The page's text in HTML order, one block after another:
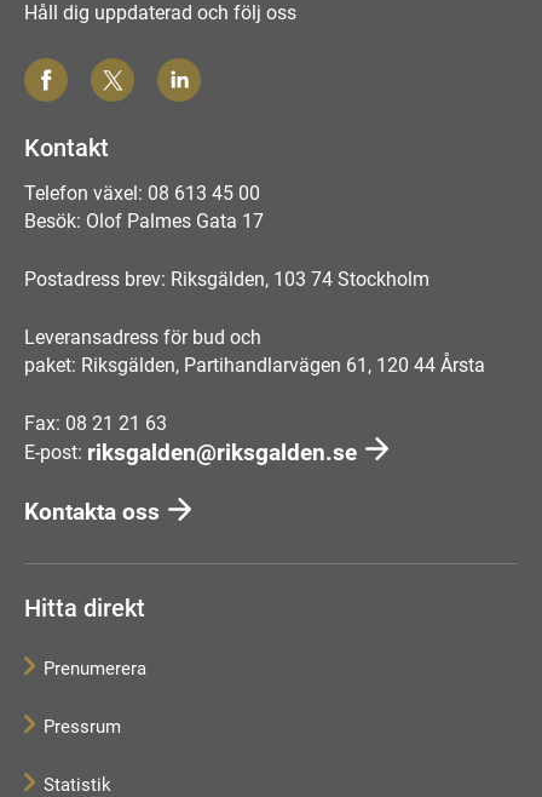
Håll dig uppdaterad och följ oss
Kontakt
Telefon växel: 08 613 45 00
Besök: Olof Palmes Gata 17
Postadress brev: Riksgälden, 103 74 Stockholm
Leveransadress för bud och
paket: Riksgälden, Partihandlarvägen 61, 120 44 Årsta
Fax: 08 21 21 63
E-post: riksgalden@riksgalden.se
Kontakta oss
Hitta direkt
Prenumerera
Pressrum
Statistik